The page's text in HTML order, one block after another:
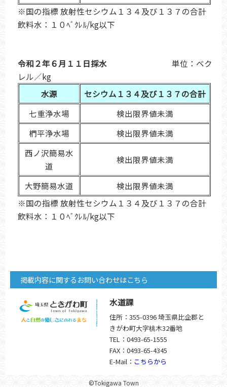
※国の指標 放射性セシウム１３４及び１３７の合計
飲料水：１０ﾍﾞｸﾚﾙ/kg以下
令和２年６月１１日採水 単位：ベク
レル／kg
水源
セシウム１３４及び１３７の合計
七重浄水場
検出限界値未満
椚平浄水場
検出限界値未満
西ノ沢簡易水
道
検出限界値未満
大野簡易水道
検出限界値未満
※国の指標 放射性セシウム１３４及び１３７の合計
飲料水：１０ﾍﾞｸﾚﾙ/kg以下
掲載内容に関するお問い合わせはこちら
水道課
住所：355-0396 埼玉県比企郡と
きがわ町大字桃木32番地
TEL：0493-65-1555
FAX：0493-65-4345
E-Mail： こちらから
©Tokigawa Town